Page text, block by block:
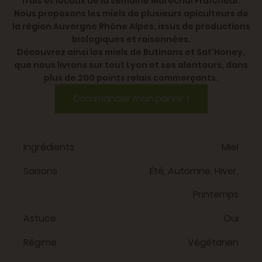
Nous proposons les miels de plusieurs apiculteurs de
la région Auvergne Rhône Alpes, issus de productions
biologiques et raisonnées.
Découvrez ainsi les miels de Butinons et Sat'Honey,
que nous livrons sur tout Lyon et ses alentours, dans
plus de 200 points relais commerçants.
Commander mon panier !
Ingrédients
Miel
Saisons
Été, Automne, Hiver,
Printemps
Astuce
Oui
Régime
Végétarien